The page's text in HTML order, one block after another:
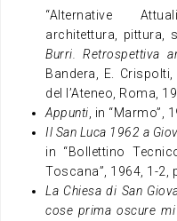
“Alternative
architettura, pittura,
Burri. Retrospettiva
Bandera, E.
del l’Ateneo, Roma,
Appunti, in “Marmo”,
Il San Luca 1962 a
in “Bollettino
Toscana”, 1964, 1-2,
La Chiesa di San
cose prima oscure